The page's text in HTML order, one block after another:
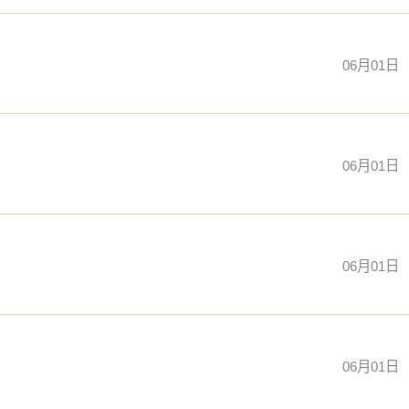
06月01日
06月01日
06月01日
06月01日